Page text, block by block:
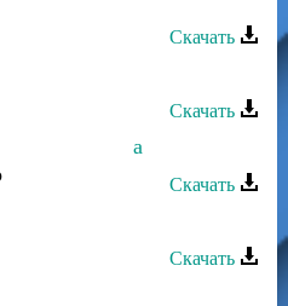
Скачать
Скачать
Играй домбра
Скачать
я
Скачать